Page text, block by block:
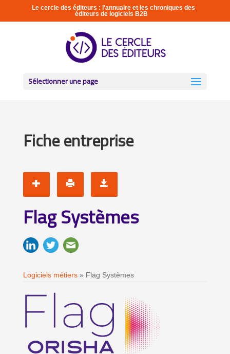
Le cercle des éditeurs : l’annuaire et les chroniques des
éditeurs de logiciels B2B
Sélectionner une page
Fiche entreprise
Flag Systèmes
Logiciels métiers» Flag Systèmes